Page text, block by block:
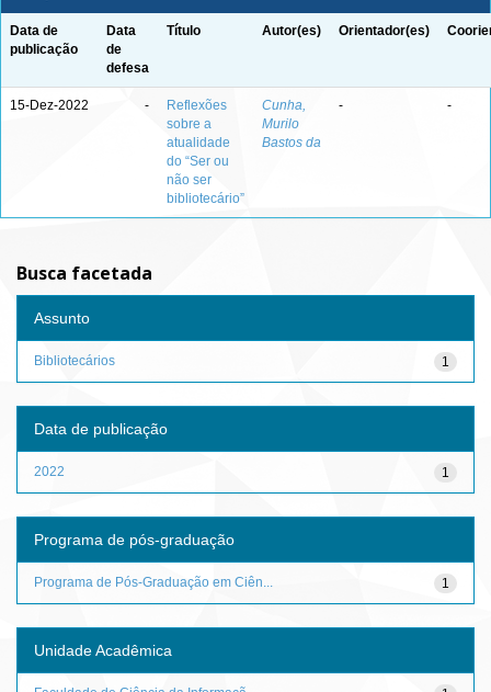
Data de
publicação
Data
de
defesa
Título Autor(es) Orientador(es)
15-Dez-2022 -
Reflexões
sobre a
atualidade
do “Ser ou
não ser
bibliotecário”
Cunha,
Murilo
Bastos da
- -
Busca facetada
Assunto
1
Bibliotecários
Data de publicação
1
2022
Programa de pós-graduação
1
Programa de Pós-Graduação em Ciên...
Unidade Acadêmica